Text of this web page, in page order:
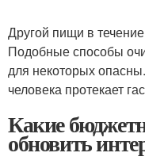
Другой пищи в
Подобные способы
для некоторых
человека протекает
Какие
обновить